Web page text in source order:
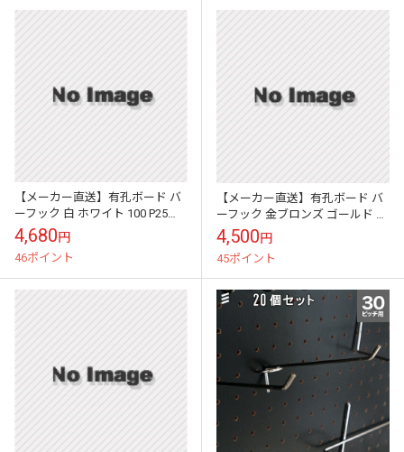
【メーカー直送】有孔ボード バ
ーフック 白 ホワイト 100 P25
【20個 まとめ買い徳用】
4,680円
46ポイント
【メーカー直送】有孔ボード バ
ーフック 金ブロンズ ゴールド 70
P25 【20個 まとめ買い徳用】
4,500円
45ポイント